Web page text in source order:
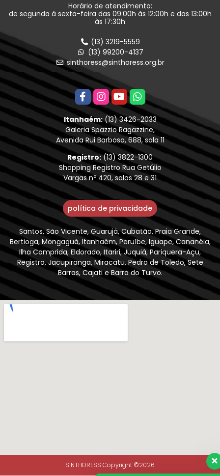
Horário de atendimento:
de segunda à sexta-feira das 09:00h às 12:00h e das 13:00h
às 17:30h
(13) 3219-5559
(13) 99200-4137
sinthoress@sinthoress.org.br
Itanhaém:(13) 3426-2033
Galeria Spazzio Ragazzine,
Avenida Rui Barbosa, 688, sala 11
Registro:(13) 3822-1300
Shopping Registro Rua Getúlio
Vargas nº 420, salas 28 e 31
política de privacidade
Santos, São Vicente, Guarujá, Cubatão, Praia Grande,
Bertioga, Mongaguá, Itanhaém, Peruíbe, Iguape, Cananéia,
Ilha Comprida, Eldorado, Itariri, Juquiá, Pariquera-Açu,
Registro, Jacupiranga, Miracatu, Pedro de Toledo, Sete
Barras, Cajati e Barra do Turvo.
SINTHORESS Copyright ©2026